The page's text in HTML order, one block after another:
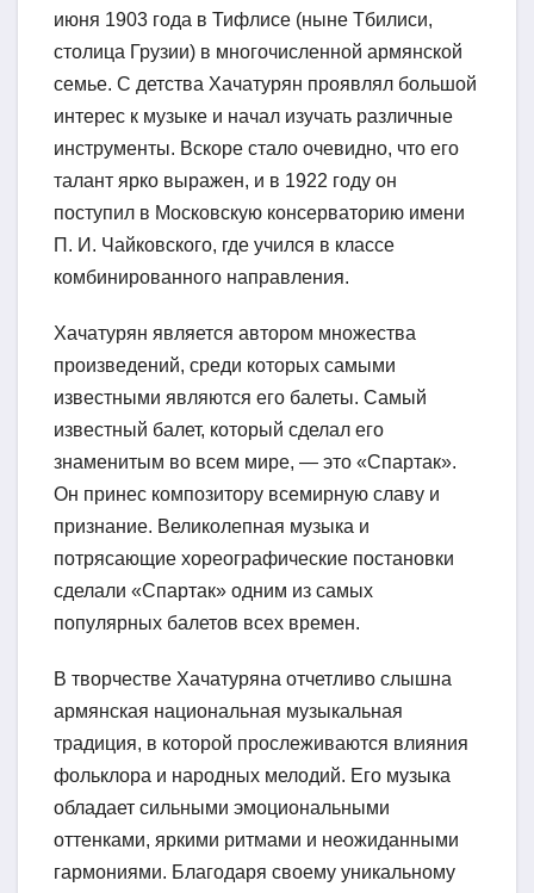
июня 1903 года в Тифлисе (ныне Тбилиси,
столица Грузии) в многочисленной армянской
семье. С детства Хачатурян проявлял большой
интерес к музыке и начал изучать различные
инструменты. Вскоре стало очевидно, что его
талант ярко выражен, и в 1922 году он
поступил в Московскую консерваторию имени
П. И. Чайковского, где учился в классе
комбинированного направления.
Хачатурян является автором множества
произведений, среди которых самыми
известными являются его балеты. Самый
известный балет, который сделал его
знаменитым во всем мире, — это «Спартак».
Он принес композитору всемирную славу и
признание. Великолепная музыка и
потрясающие хореографические постановки
сделали «Спартак» одним из самых
популярных балетов всех времен.
В творчестве Хачатуряна отчетливо слышна
армянская национальная музыкальная
традиция, в которой прослеживаются влияния
фольклора и народных мелодий. Его музыка
обладает сильными эмоциональными
оттенками, яркими ритмами и неожиданными
гармониями. Благодаря своему уникальному